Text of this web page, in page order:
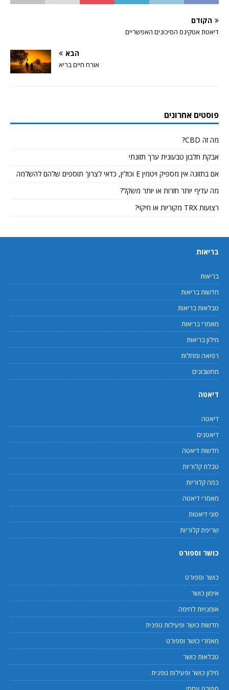
הקודם
דיאטת אטקינס הסיכונים האפשריים
הבא
אורח חיים בריא
פוסטים אחרונים
מה זה CBD?
אבקת חלבון טבעונית ערך תזונתי
אם בתזונה אין מספיק ויטמין E וכולין, כדאי לצרוך תוספים שלהם להשלמה
מה עדיף יותר חזרות או יותר משקל?
רצועות TRX מקוריות או חיקוי?
בריאות
בריאות
חדשות בריאות
טבלאות בריאות
מאמרי בריאות
מילון בריאות
רפואה ומחלות
מחשבונים
דיאטה
דיאטה
דיאטנים
חדשות דיאטה
טבלת קלוריות
כמה קלוריות
מאמרי דיאטה
סוגי דיאטות
שריפת קלוריות
כושר וספורט
כושר וספורט
אימון כושר
אומנויות לחימה
חדשות כושר ופעילות גופנית
מאמרי כושר וספורט
טבלאות כושר
מילון כושר ופעילות גופנית